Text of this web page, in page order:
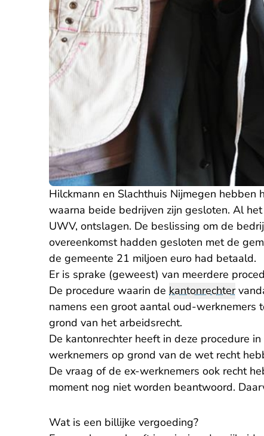
Hilckmann en Slachthuis Nijmegen
waarna beide bedrijven zijn gesloten. Al
UWV, ontslagen. De beslissing om de
overeenkomst hadden gesloten met de
de gemeente 21 miljoen euro had betaald.
Er is sprake (geweest) van meerdere
De procedure waarin de kantonrechter
namens een groot aantal oud-werknemers
grond van het arbeidsrecht.
De kantonrechter heeft in deze procedure
werknemers op grond van de wet recht
De vraag of de ex-werknemers ook recht
moment nog niet worden beantwoord.
Wat is een billijke vergoeding?